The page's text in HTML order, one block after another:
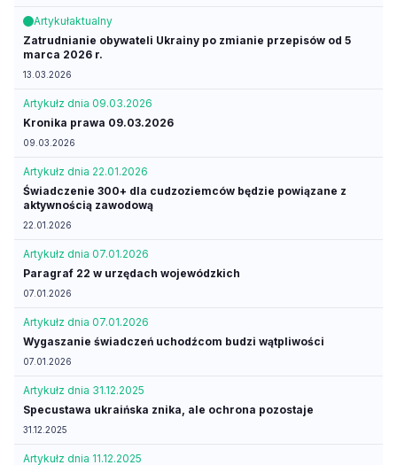
Artykułaktualny
Zatrudnianie obywateli Ukrainy po zmianie przepisów od 5
marca 2026 r.
13.03.2026
Artykułz dnia 09.03.2026
Kronika prawa 09.03.2026
09.03.2026
Artykułz dnia 22.01.2026
Świadczenie 300+ dla cudzoziemców będzie powiązane z
aktywnością zawodową
22.01.2026
Artykułz dnia 07.01.2026
Paragraf 22 w urzędach wojewódzkich
07.01.2026
Artykułz dnia 07.01.2026
Wygaszanie świadczeń uchodźcom budzi wątpliwości
07.01.2026
Artykułz dnia 31.12.2025
Specustawa ukraińska znika, ale ochrona pozostaje
31.12.2025
Artykułz dnia 11.12.2025